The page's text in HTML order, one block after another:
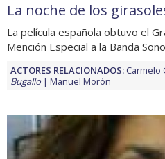
La noche de los
La película española obtuvo el
Mención Especial a la Banda
ACTORES RELACIONADOS:Carmelo
Bugallo
Manuel Morón